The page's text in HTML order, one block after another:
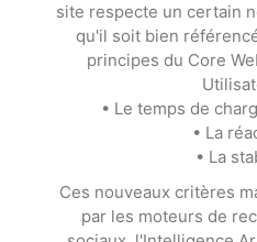
site respecte un certain
qu'il soit bien
principes du Core
• Le temps de
• La
• La
Ces nouveaux critères
par les moteurs de